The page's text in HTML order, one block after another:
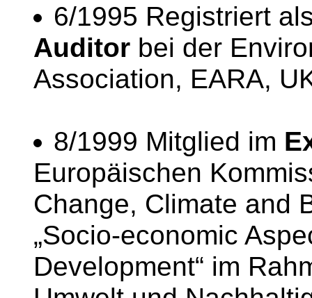
6/1995 Registriert
Auditor bei der
Association, EARA,
8/1999 Mitglied im
Europäischen
Change, Climate and
„Socio-economic
Development“ im